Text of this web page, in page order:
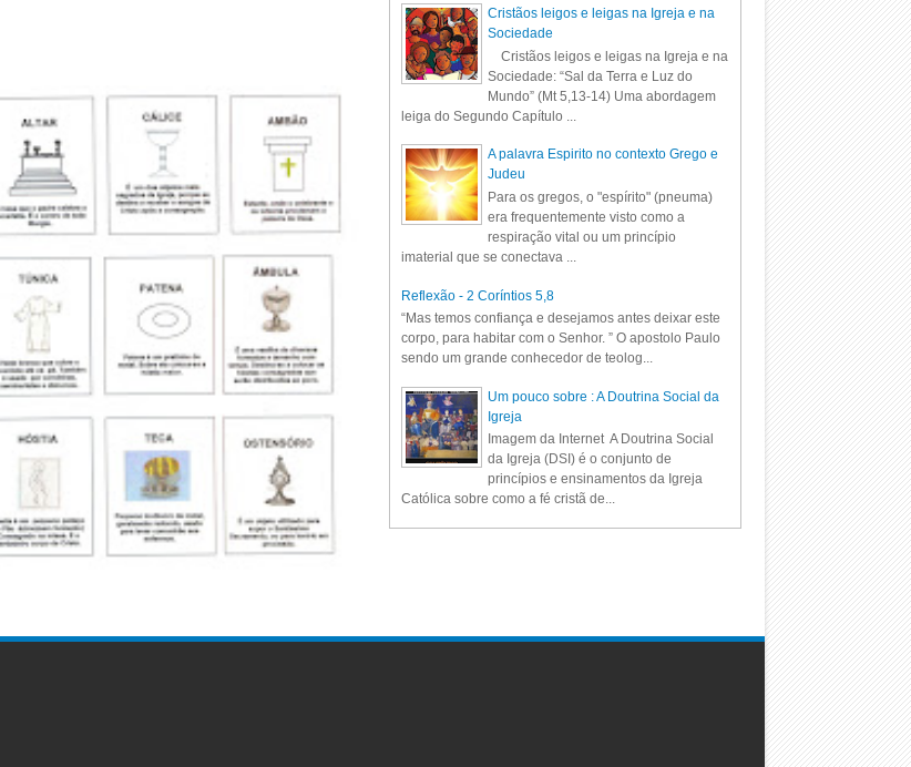
Cristãos leigos e leigas na Igreja e na
Sociedade
Cristãos leigos e leigas na Igreja e na
Sociedade: “Sal da Terra e Luz do
Mundo” (Mt 5,13-14) Uma abordagem
leiga do Segundo Capítulo ...
A palavra Espirito no contexto Grego e
Judeu
Para os gregos, o "espírito" (pneuma)
era frequentemente visto como a
respiração vital ou um princípio
imaterial que se conectava ...
Reflexão - 2 Coríntios 5,8
“Mas temos confiança e desejamos antes deixar este
corpo, para habitar com o Senhor. ” O apostolo Paulo
sendo um grande conhecedor de teolog...
Um pouco sobre : A Doutrina Social da
Igreja
Imagem da Internet A Doutrina Social
da Igreja (DSI) é o conjunto de
princípios e ensinamentos da Igreja
Católica sobre como a fé cristã de...